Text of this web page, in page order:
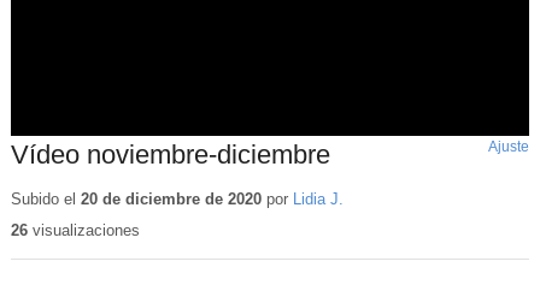
Vídeo noviembre-diciembre Ajuste
Subido el 20 de diciembre de 2020por
Lidia J.
26visualizaciones